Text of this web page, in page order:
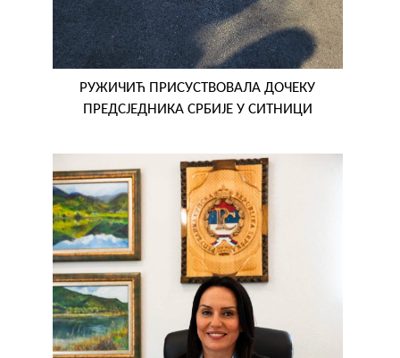
РУЖИЧИЋ ПРИСУСТВОВАЛА ДОЧЕКУ
ПРЕДСЈЕДНИКА СРБИЈЕ У СИТНИЦИ